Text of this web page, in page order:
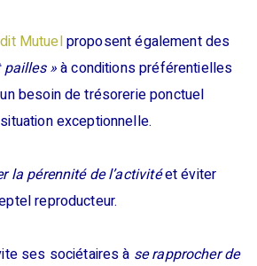
Mutuelproposent également des
»à conditions préférentielles
besoin de trésorerie ponctuel
exceptionnelle.
la pérennité de l’activitéet éviter
reproducteur.
ses sociétaires à se rapprocher de